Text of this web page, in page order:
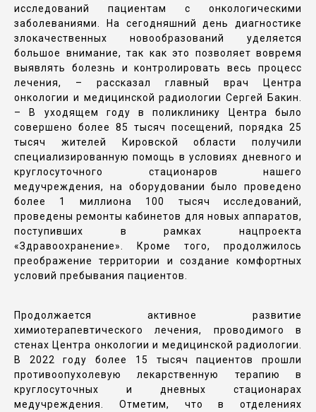
исследований пациентам с онкологическими
заболеваниями. На сегодняшний день диагностике
злокачественных новообразований уделяется
большое внимание, так как это позволяет вовремя
выявлять болезнь и контролировать весь процесс
лечения, – рассказал главный врач Центра
онкологии и медицинской радиологии Сергей Бакин.
– В уходящем году в поликлинику Центра было
совершено более 85 тысяч посещений, порядка 25
тысяч жителей Кировской области получили
специализированную помощь в условиях дневного и
круглосуточного стационаров нашего
медучреждения, на оборудовании было проведено
более 1 миллиона 100 тысяч исследований,
проведены ремонты кабинетов для новых аппаратов,
поступивших в рамках нацпроекта
«Здравоохранение». Кроме того, продолжилось
преображение территории и создание комфортных
условий пребывания пациентов.
Продолжается активное развитие
химиотерапевтического лечения, проводимого в
стенах Центра онкологии и медицинской радиологии.
В 2022 году более 15 тысяч пациентов прошли
противоопухолевую лекарственную терапию в
круглосуточных и дневных стационарах
медучреждения. Отметим, что в отделениях